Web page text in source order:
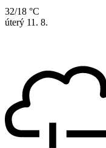
32/18 °C
úterý 11. 8.